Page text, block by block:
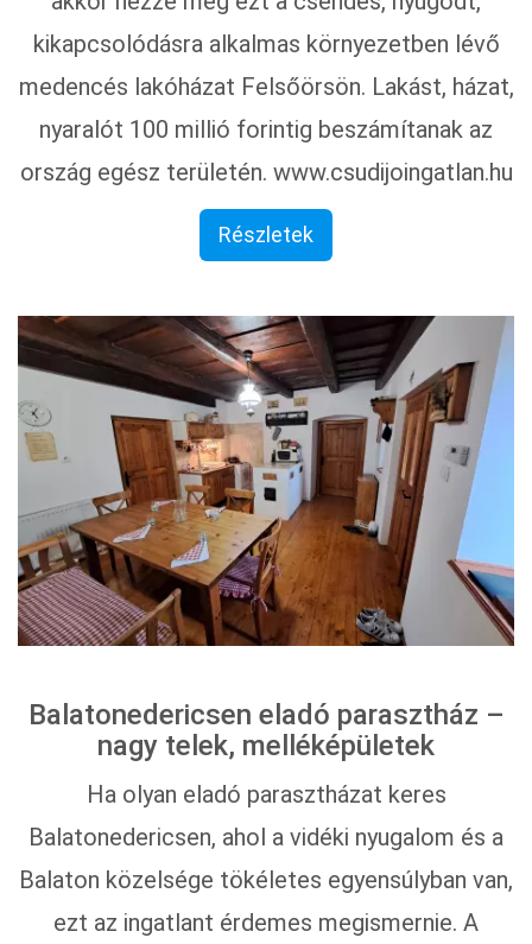
kikapcsolódásra alkalmas környezetben lévő
medencés lakóházat Felsőörsön. Lakást, házat,
nyaralót 100 millió forintig beszámítanak az
ország egész területén. www.csudijoingatlan.hu
Részletek
Balatonedericsen eladó parasztház –
nagy telek, melléképületek
Ha olyan eladó parasztházat keres
Balatonedericsen, ahol a vidéki nyugalom és a
Balaton közelsége tökéletes egyensúlyban van,
ezt az ingatlant érdemes megismernie. A